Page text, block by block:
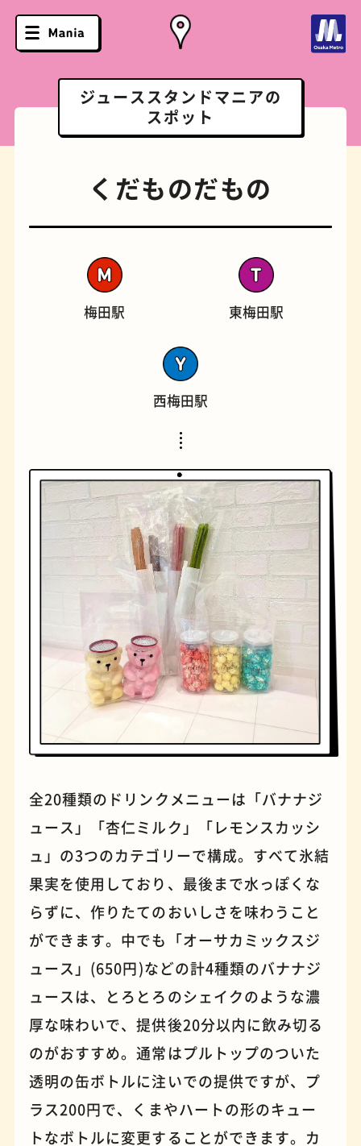
ソフトクリーム スポーツバー
ナポリタン
占い 蕎麦
ジューススタンドマニアの
スポット
くだものだもの
梅田駅 東梅田駅
西梅田駅
全20種類のドリンクメニューは「バナナジ
ュース」「杏仁ミルク」「レモンスカッシ
ュ」の3つのカテゴリーで構成。すべて氷結
果実を使用しており、最後まで水っぽくな
らずに、作りたてのおいしさを味わうこと
ができます。中でも「オーサカミックスジ
ュース」(650円)などの計4種類のバナナジ
ュースは、とろとろのシェイクのような濃
厚な味わいで、提供後20分以内に飲み切る
のがおすすめ。通常はプルトップのついた
透明の缶ボトルに注いでの提供ですが、プ
ラス200円で、くまやハートの形のキュー
トなボトルに変更することができます。カ